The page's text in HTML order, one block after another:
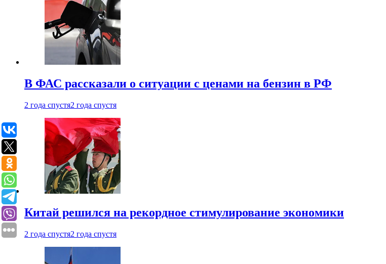
В ФАС рассказали о ситуации с ценами на бензин в РФ
2 года спустя2 года спустя
Китай решился на рекордное стимулирование экономики
2 года спустя2 года спустя